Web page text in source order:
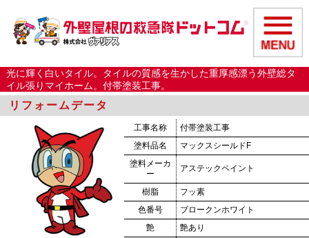
光に輝く白いタイル。タイルの質感を生かした重厚感漂う外壁総タ
イル張りマイホーム。付帯塗装工事。
リフォームデータ
工事名称
付帯塗装工事
塗料品名
マックスシールドF
塗料メーカ
ー
アステックペイント
樹脂
フッ素
色番号
ブロークンホワイト
艶
艶あり